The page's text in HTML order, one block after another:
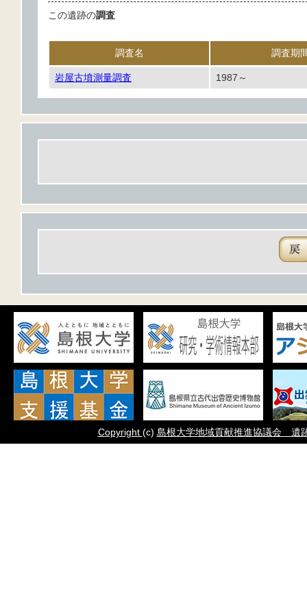
この遺跡の調査
調査名 調査期
岩屋古墳測量調査 1987～
Copyright (c) 島根大学地域貢献推進協議会 遺